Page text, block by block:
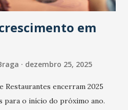
em
dezembro 25, 2025
Restaurantes encerram 2025
para o início do próximo ano.